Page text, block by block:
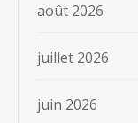
août 2026
juillet 2026
juin 2026